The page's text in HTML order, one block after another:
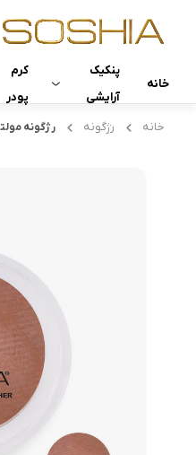
خانه
پنکیک
آرایشی
پنکیک فشرده ضدآب
کرم
پودر
کرم
خانه رژگونه رژگونه